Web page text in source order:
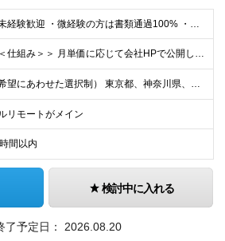
・未経験歓迎 ・微経験の方は書類通過100% ・学歴不問 ※ITサポート、ヘルプデスク、テスト、運用監視などの実務に少しでも触れた経験がある方は微経験として歓迎します。 ■ こんな方を歓迎します
＜＜仕組み＞＞ 月単価に応じて会社HPで公開しているテーブルにもとづき毎月決定されます！ https://www.tech4u.dev/payroll ＜＜実績＞＞ 平均年収実績：590万円 ＜＜
（希望にあわせた選択制） 東京都、神奈川県、埼玉県、千葉県、大阪府、兵庫県、京都府、愛知県、福岡県の各プロジェクト先 ・フル／ハイブリッドリモート案件あり ・転勤なし ・U・Iターンも歓迎＆支援可能
リモートがメイン
間以内
検討中に入れる
了予定日： 2026.08.20